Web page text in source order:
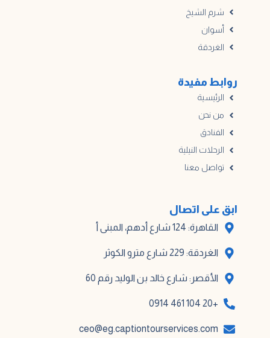
روابط مفيدة
الرئيسية
من نحن
الفنادق
الرحلات النيلية
تواصل معنا
شرم الشيخ
أسوان
الغردقة
ابق على اتصال
القاهرة: 124 شارع أدهم، المبنى أ
الغردقة: 229 شارع مترو الكوثر
الأقصر: شارع خالد بن الوليد رقم 60
+20 104 461 0914
ceo@eg.captiontourservices.com